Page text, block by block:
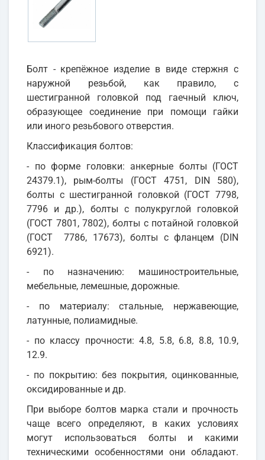
Болт - крепёжное изделие в виде стержня с
наружной резьбой, как правило, с
шестигранной головкой под гаечный ключ,
образующее соединение при помощи гайки
или иного резьбового отверстия.
Классификация болтов:
- по форме головки: анкерные болты (ГОСТ
24379.1), рым-болты (ГОСТ 4751, DIN 580),
болты с шестигранной головкой (ГОСТ 7798,
7796 и др.), болты с полукруглой головкой
(ГОСТ 7801, 7802), болты с потайной головкой
(ГОСТ 7786, 17673), болты с фланцем (DIN
6921).
- по назначению: машиностроительные,
мебельные, лемешные, дорожные.
- по материалу: стальные, нержавеющие,
латунные, полиамидные.
- по классу прочности: 4.8, 5.8, 6.8, 8.8, 10.9,
12.9.
- по покрытию: без покрытия, оцинкованные,
оксидированные и др.
При выборе болтов марка стали и прочность
чаще всего определяют, в каких условиях
могут использоваться болты и какими
техническими особенностями они обладают.